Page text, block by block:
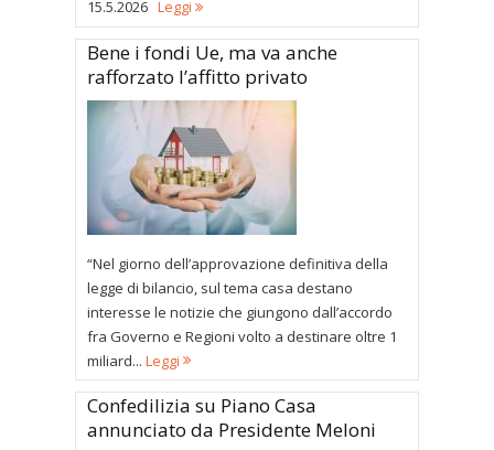
15.5.2026 Leggi
Bene i fondi Ue, ma va anche
rafforzato l’affitto privato
“Nel giorno dell’approvazione definitiva della
legge di bilancio, sul tema casa destano
interesse le notizie che giungono dall’accordo
fra Governo e Regioni volto a destinare oltre 1
miliard... Leggi
Confedilizia su Piano Casa
annunciato da Presidente Meloni